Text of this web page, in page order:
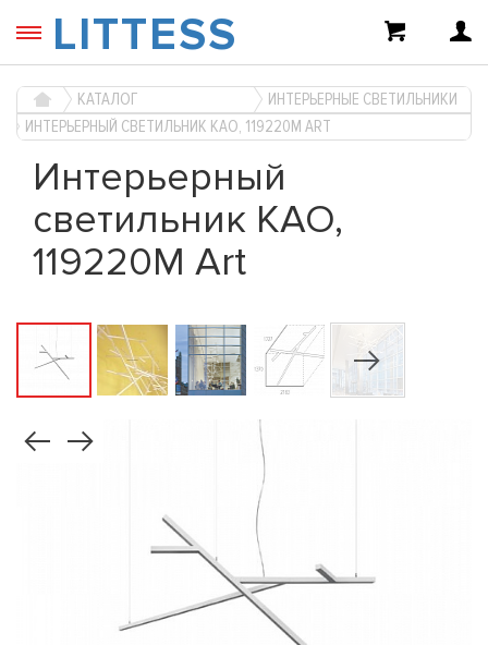
LITTESS
КАТАЛОГ
ИНТЕРЬЕРНЫЕ СВЕТИЛЬНИКИ
ИНТЕРЬЕРНЫЙ СВЕТИЛЬНИК KAO, 119220M ART
Интерьерный
светильник KAO,
119220M Art